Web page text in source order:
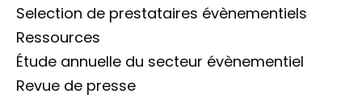
Selection de prestataires évènementiels
Ressources
Étude annuelle du secteur évènementiel
Revue de presse